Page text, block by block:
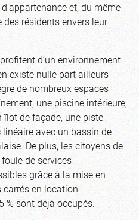
et, du même
résidents envers leur
d’un environnement
existe nulle part ailleurs
de nombreux espaces
une piscine intérieure,
de façade, une piste
avec un bassin de
De plus, les citoyens de
de services
grâce à la mise en
en location
% sont déjà occupés.